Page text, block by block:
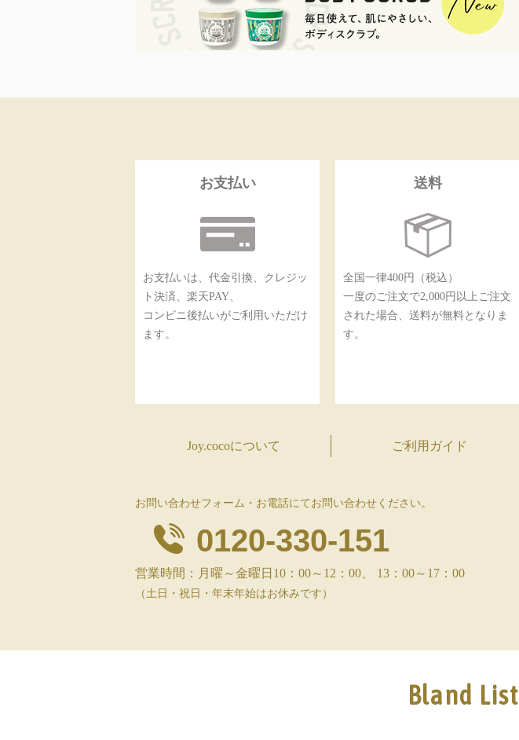
お支払い
お支払いは、代金引換、クレジッ
ト決済、楽天PAY、
コンビニ後払いがご利用いただけ
ます。
送料
全国一律400円（税込）
一度のご注文で2,000円以上ご注文
された場合、送料が無料となりま
す。
Joy.cocoについて ご利用ガイド
お問い合わせフォーム・お電話にてお問い合わせください。
0120-330-151
営業時間：月曜～金曜日10：00～12：00、 13：00～17：00
（土日・祝日・年末年始はお休みです）
Bland List